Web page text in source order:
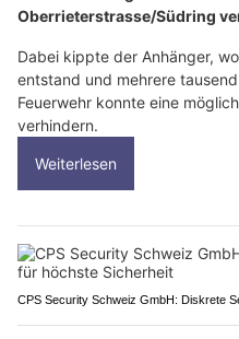
Oberrieterstrasse/Südring
Dabei kippte der Anhänger,
entstand und mehrere
Feuerwehr konnte eine
verhindern.
Weiterlesen
CPS Security Schweiz GmbH: Diskrete